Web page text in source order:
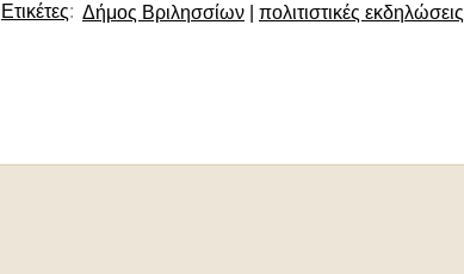
Ετικέτες: Δήμος Βριλησσίων πολιτιστικές εκδηλώσεις